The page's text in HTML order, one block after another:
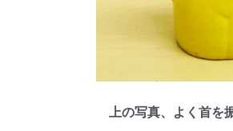
上の写真、よく首を